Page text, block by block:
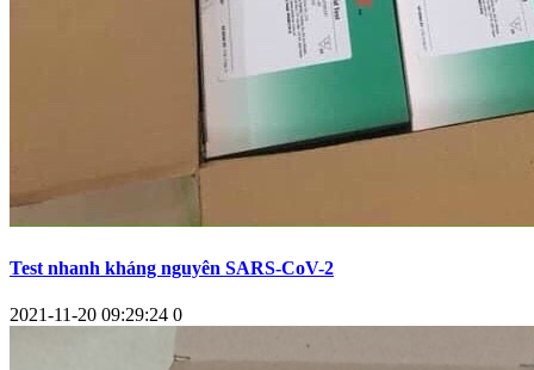
Test nhanh kháng nguyên SARS-CoV-2
2021-11-20 09:29:24 0